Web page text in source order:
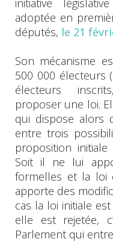
adoptée en
députés, le 21
Son mécanisme
500 000 électeurs
électeurs
proposer une loi.
qui dispose alors
entre trois
proposition
Soit il ne lui
formelles et la loi
apporte des
cas la loi initiale
elle est rejetée,
Parlement qui